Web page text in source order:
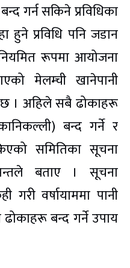
गर्न सकिने प्रविधिका
हुने प्रविधि पनि जडान
रूपमा आयोजना
मेलम्ची खानेपानी
। अहिले सबै ढोकाहरू
बन्द गर्ने र
समितिका सूचना
पन्तले बताए । सूचना
वर्षायाममा पानी
बन्द गर्ने उपाय